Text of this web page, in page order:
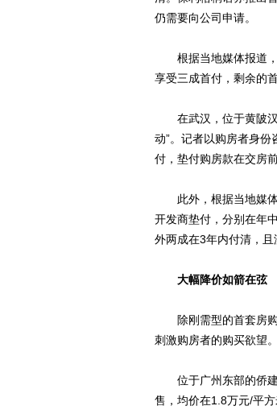
仍需要向公司申请。
根据当地媒体报道，
享受三成首付，剩余的
在武汉，位于黄陂汉
动”。记者以购房者身
付，垫付购房款在交房
此外，根据当地媒体
开发商垫付，分别在年
外两成在3年内付清，且
大幅降价如箭在弦
除刚需型的首套房购
刺激购房者的购买欲望。
位于广州东部的侨建
售，均价在1.8万元/平